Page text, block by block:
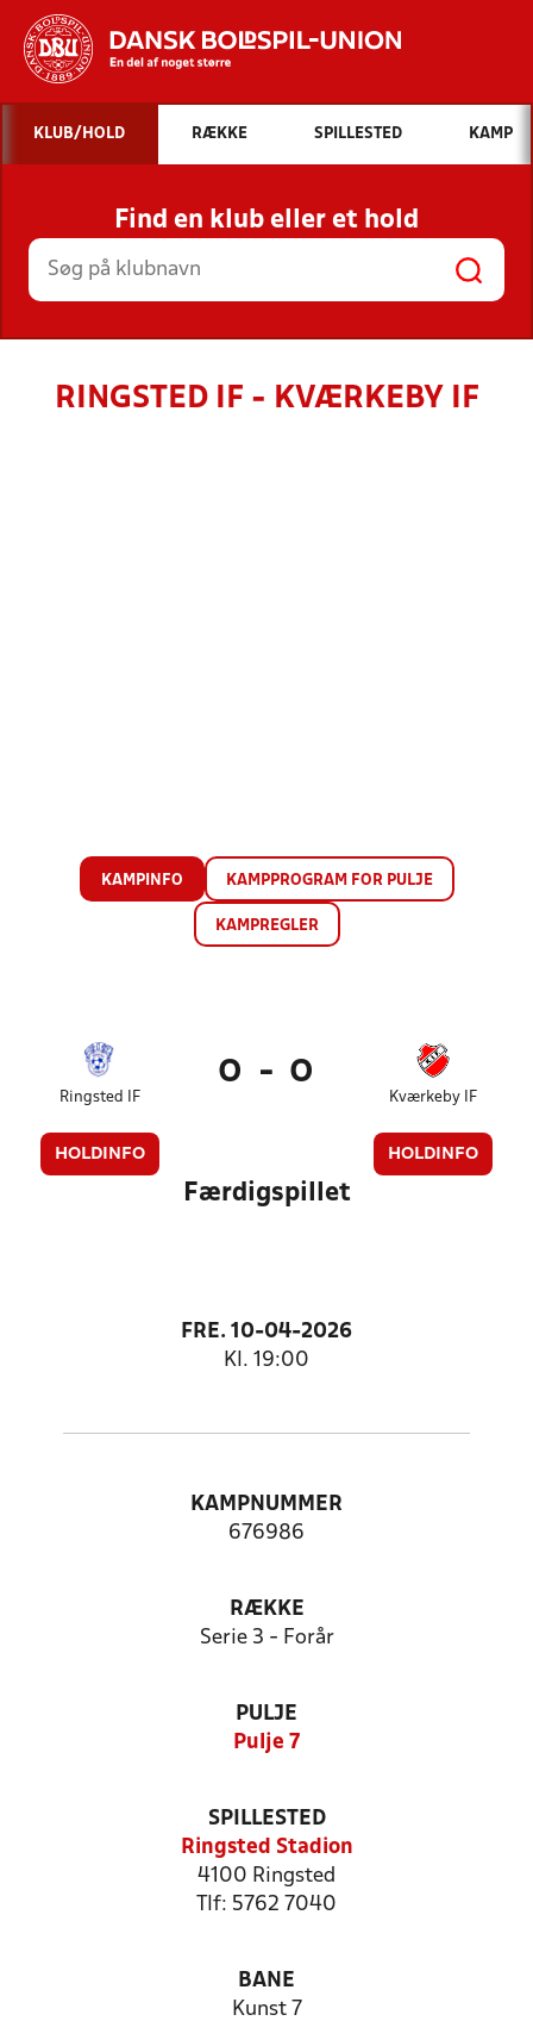
Hvad vil du søge efter?
INDHOLD OG NYHEDER
STILLINGER, RESULTATER, KLUBBER OG
HOLD
KLUB/HOLD RÆKKE SPILLESTED KAMP
Find en klub eller et hold
RINGSTED IF - KVÆRKEBY IF
KAMPINFO KAMPPROGRAM FOR PULJE
KAMPREGLER
Ringsted IF
HOLDINFO
0 - 0
Kværkeby IF
HOLDINFO
Færdigspillet
FRE. 10-04-2026
Kl. 19:00
KAMPNUMMER
676986
RÆKKE
Serie 3 - Forår
PULJE
Pulje 7
SPILLESTED
Ringsted Stadion
4100 Ringsted
Tlf: 5762 7040
BANE
Kunst 7